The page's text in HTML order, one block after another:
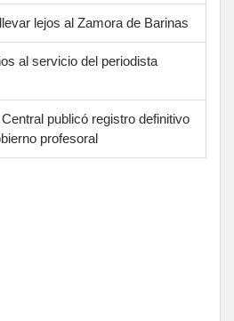
lejos al Zamora de Barinas
al servicio del periodista
publicó registro definitivo
profesoral